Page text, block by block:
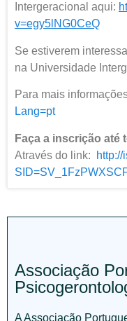
Intergeracional aqui:
v=egy5lNG0CeQ
Se estiverem
na Universidade
Para mais
Lang=pt
Faça a inscrição até
Através do link:
Associação
A Associação